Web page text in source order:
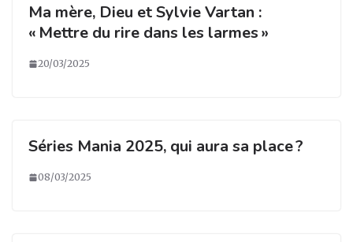
Ma mère, Dieu et Sylvie Vartan :
« Mettre du rire dans les larmes »
20/03/2025
Séries Mania 2025, qui aura sa place ?
08/03/2025